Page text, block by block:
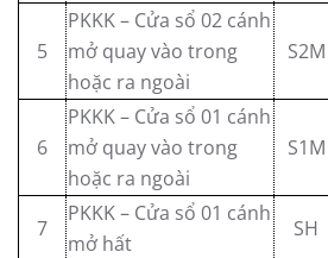
5
PKKK – Cửa sổ 02 cánh
mở quay vào trong
hoặc ra ngoài
S2M
6
PKKK – Cửa sổ 01 cánh
mở quay vào trong
hoặc ra ngoài
S1M
7
PKKK – Cửa sổ 01 cánh
mở hất
SH